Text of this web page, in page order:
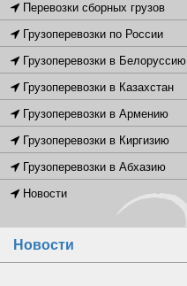
Перевозки сборных грузов
Грузоперевозки по России
Грузоперевозки в Белоруссию
Грузоперевозки в Казахстан
Грузоперевозки в Армению
Грузоперевозки в Киргизию
Грузоперевозки в Абхазию
Новости
Новости